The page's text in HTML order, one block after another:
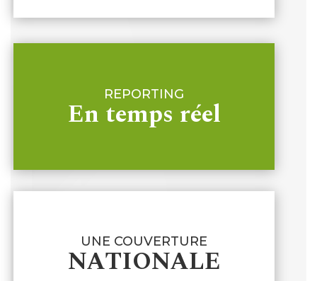
REPORTING
En temps réel
UNE COUVERTURE
NATIONALE